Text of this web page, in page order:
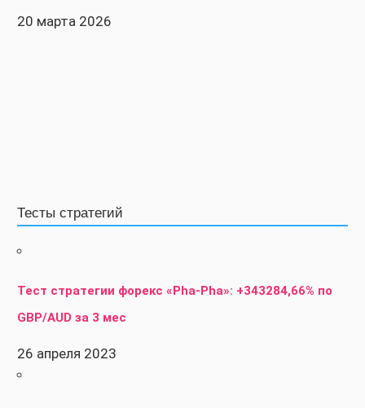
20 марта 2026
Тесты стратегий
Тест стратегии форекс «Pha-Pha»: +343284,66% по
GBP/AUD за 3 мес
26 апреля 2023